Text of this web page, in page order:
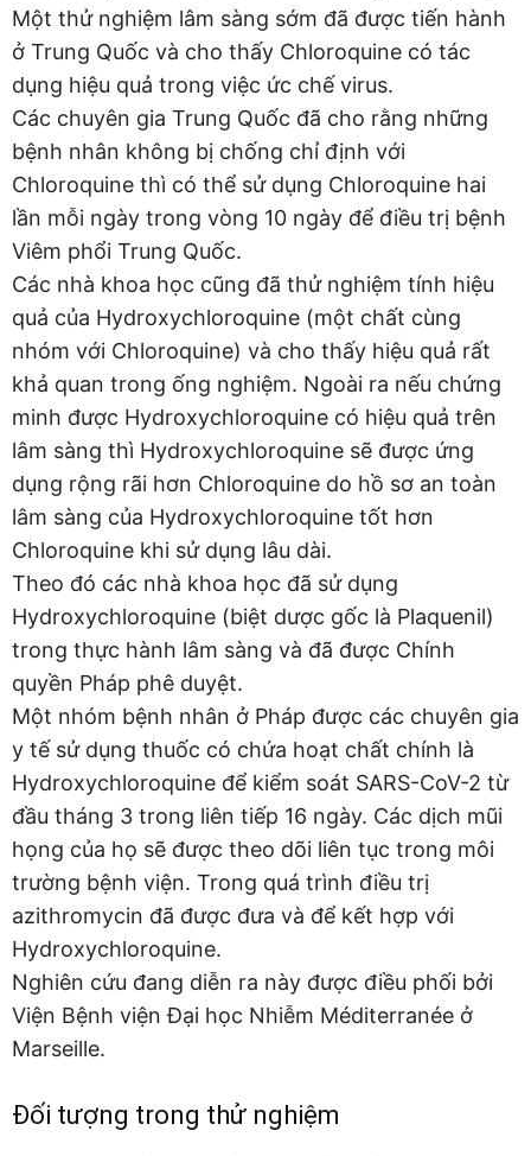
Một thử nghiệm lâm sàng sớm đã được tiến hành
ở Trung Quốc và cho thấy Chloroquine có tác
dụng hiệu quả trong việc ức chế virus.
Các chuyên gia Trung Quốc đã cho rằng những
bệnh nhân không bị chống chỉ định với
Chloroquine thì có thể sử dụng Chloroquine hai
lần mỗi ngày trong vòng 10 ngày để điều trị bệnh
Viêm phổi Trung Quốc.
Các nhà khoa học cũng đã thử nghiệm tính hiệu
quả của Hydroxychloroquine (một chất cùng
nhóm với Chloroquine) và cho thấy hiệu quả rất
khả quan trong ống nghiệm. Ngoài ra nếu chứng
minh được Hydroxychloroquine có hiệu quả trên
lâm sàng thì Hydroxychloroquine sẽ được ứng
dụng rộng rãi hơn Chloroquine do hồ sơ an toàn
lâm sàng của Hydroxychloroquine tốt hơn
Chloroquine khi sử dụng lâu dài.
Theo đó các nhà khoa học đã sử dụng
Hydroxychloroquine (biệt dược gốc là Plaquenil)
trong thực hành lâm sàng và đã được Chính
quyền Pháp phê duyệt.
Một nhóm bệnh nhân ở Pháp được các chuyên gia
y tế sử dụng thuốc có chứa hoạt chất chính là
Hydroxychloroquine để kiểm soát SARS-CoV-2 từ
đầu tháng 3 trong liên tiếp 16 ngày. Các dịch mũi
họng của họ sẽ được theo dõi liên tục trong môi
trường bệnh viện. Trong quá trình điều trị
azithromycin đã được đưa và để kết hợp với
Hydroxychloroquine.
Nghiên cứu đang diễn ra này được điều phối bởi
Viện Bệnh viện Đại học Nhiễm Méditerranée ở
Marseille.
Đối tượng trong thử nghiệm